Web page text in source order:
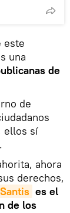
este
una
de
de
ellos sí
ahora
derechos,
es el
de los